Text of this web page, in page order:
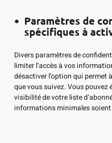
Paramètres de
spécifiques à
Divers paramètres de
limiter l’accès à vos
désactiver l’option qui permet
que vous suivez. Vous pouvez
visibilité de votre liste
informations minimales